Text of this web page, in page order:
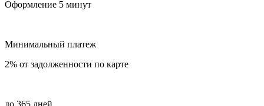
Оформление 5 минут
Минимальный платеж
2% от задолженности по карте